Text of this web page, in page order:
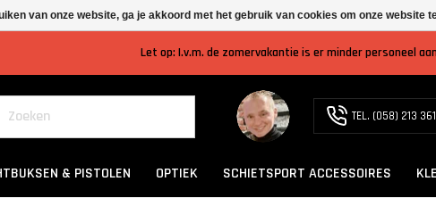
Let op: I.v.m. de zomervakantie is er minder personeel
TEL. (058) 213
& PISTOLEN OPTIEK SCHIETSPORT ACCESSOIRES
van onze website, ga je akkoord met het gebruik van cookies om onze website